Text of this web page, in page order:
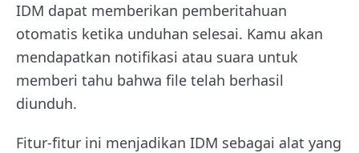
IDM dapat memberikan pemberitahuan
otomatis ketika unduhan selesai. Kamu akan
mendapatkan notifikasi atau suara untuk
memberi tahu bahwa file telah berhasil
diunduh.
Fitur-fitur ini menjadikan IDM sebagai alat yang